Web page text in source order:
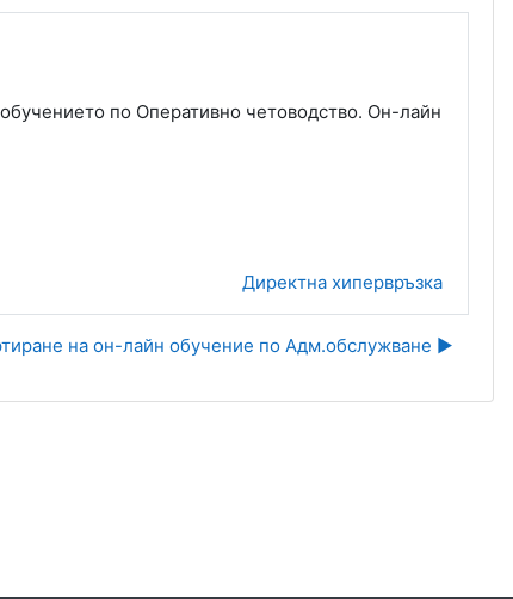
по Оперативно четоводство. Он-лайн
Директна хипервръзка
на он-лайн обучение по Адм.обслужване ▶︎